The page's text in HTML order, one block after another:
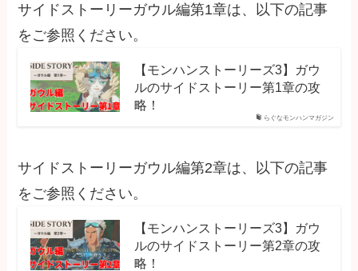
サイドストーリーガウル編第1章は、以下の記事
をご参照ください。
らぐなモンハンマガジン
【モンハンストーリーズ3】ガウ
ルのサイドストーリー第1章の攻
略！
サイドストーリーガウル編第2章は、以下の記事
をご参照ください。
【モンハンストーリーズ3】ガウ
ルのサイドストーリー第2章の攻
略！